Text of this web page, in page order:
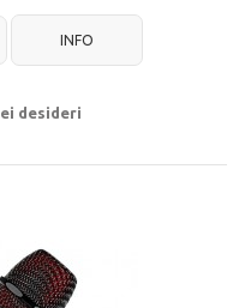
INFO
desideri